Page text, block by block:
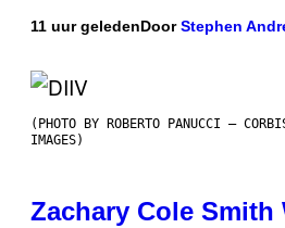
11 uur geledenDoorStephen
(PHOTO BY ROBERTO PANUCCI –
IMAGES)
Zachary Cole Smith